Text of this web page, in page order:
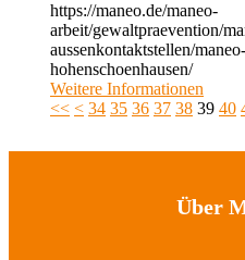
https://maneo.de/maneo-
arbeit/gewaltpraevention/
aussenkontaktstellen/
hohenschoenhausen/
Weitere Informationen
<< < 34 35 36 37 38 39 40
Über